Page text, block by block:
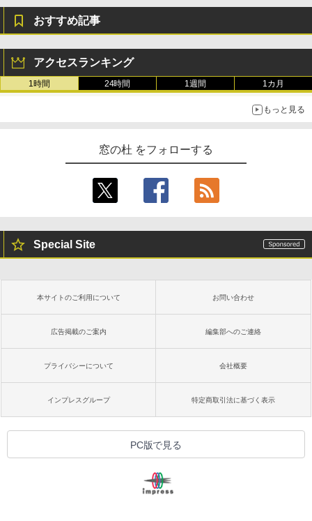
おすすめ記事
アクセスランキング
1時間 24時間 1週間 1カ月
もっと見る
窓の杜 をフォローする
Special Site
本サイトのご利用について お問い合わせ
広告掲載のご案内 編集部へのご連絡
プライバシーについて 会社概要
インプレスグループ 特定商取引法に基づく表示
PC版で見る